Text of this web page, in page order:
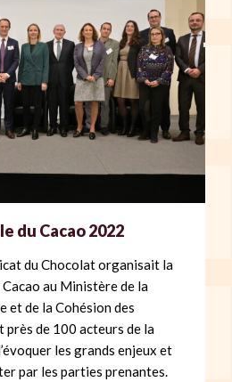
du Cacao 2022
du Chocolat organisait la
au Ministère de la
et de la Cohésion des
de 100 acteurs de la
les grands enjeux et
par les parties prenantes.